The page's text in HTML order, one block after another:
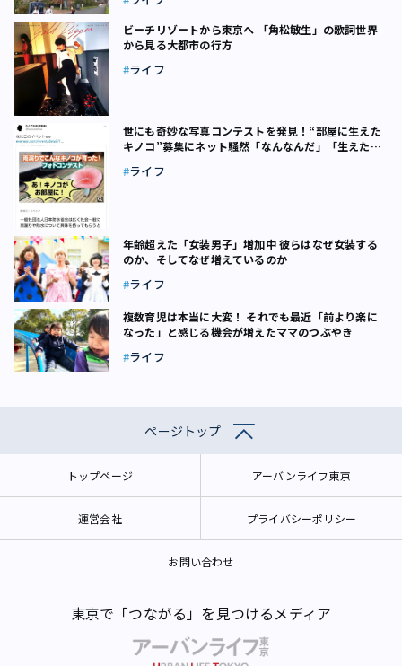
ビーチリゾートから東京へ 「角松敏生」の歌詞世界
から見る大都市の行方
ライフ
世にも奇妙な写真コンテストを発見！“部屋に生えた
キノコ”募集にネット騒然「なんなんだ」「生えたこ
ライフ
年齢超えた「女装男子」増加中 彼らはなぜ女装する
のか、そしてなぜ増えているのか
ライフ
複数育児は本当に大変！ それでも最近「前より楽に
なった」と感じる機会が増えたママのつぶやき
ライフ
ページトップ
トップページ アーバンライフ東京
運営会社 プライバシーポリシー
お問い合わせ
東京で「つながる」を見つけるメディア